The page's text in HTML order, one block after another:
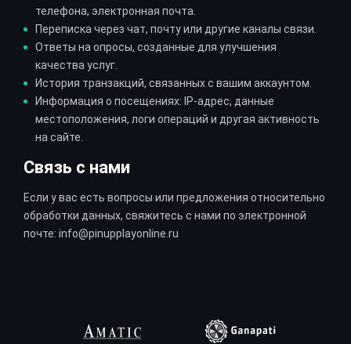
телефона, электронная почта.
Переписка через чат, почту или другие каналы связи.
Ответы на опросы, созданные для улучшения
качества услуг.
История транзакций, связанных с вашим аккаунтом.
Информация о посещениях: IP-адрес, данные
местоположения, логи операций и другая активность
на сайте.
Связь с нами
Если у вас есть вопросы или предложения относительно
обработки данных, свяжитесь с нами по электронной
почте: info@pinupplayonline.ru